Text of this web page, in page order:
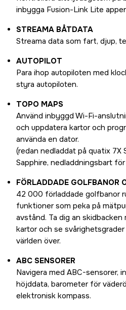
inbygga Fusion-Link Lite
STREAMA BÅTDATA
Streama data som fart, djup,
AUTOPILOT
Para ihop autopiloten med
styra autopiloten.
TOPO MAPS
Använd inbyggd Wi-Fi-
och uppdatera kartor och
använda en dator.
(redan nedladdat på quatix 7X
Sapphire, nedladdningsbart
FÖRLADDADE GOLFBANOR
42 000 förladdade golfbanor
funktioner som peka på
avstånd. Ta dig an
kartor och se
världen över.
ABC SENSORER
Navigera med ABC-sensorer,
höjddata, barometer för
elektronisk kompass.